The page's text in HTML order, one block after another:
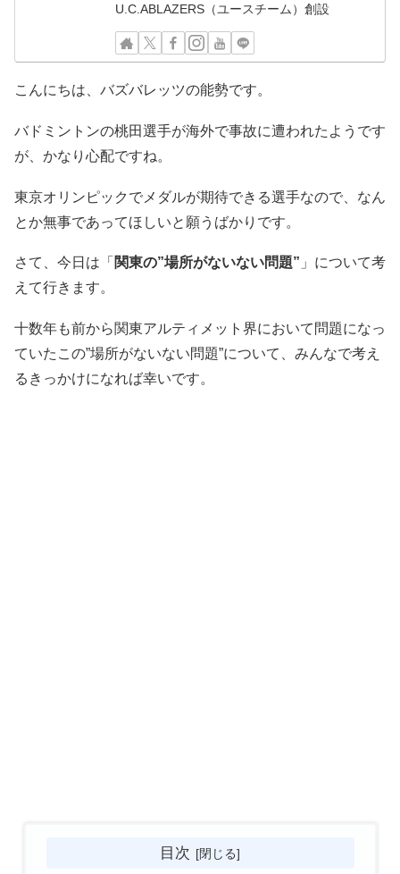
U.C.ABLAZERS（ユースチーム）創設
こんにちは、バズバレッツの能勢です。
バドミントンの桃田選手が海外で事故に遭われたようです
が、かなり心配ですね。
東京オリンピックでメダルが期待できる選手なので、なん
とか無事であってほしいと願うばかりです。
さて、今日は「 関東の”場所がないない問題” 」について考
えて行きます。
十数年も前から関東アルティメット界において問題になっ
ていたこの”場所がないない問題”について、みんなで考え
るきっかけになれば幸いです。
目次